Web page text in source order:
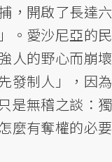
，開啟了長達六
。愛沙尼亞的民
人的野心而崩壞
發制人」，因為
是無稽之談：獨
麼有奪權的必要